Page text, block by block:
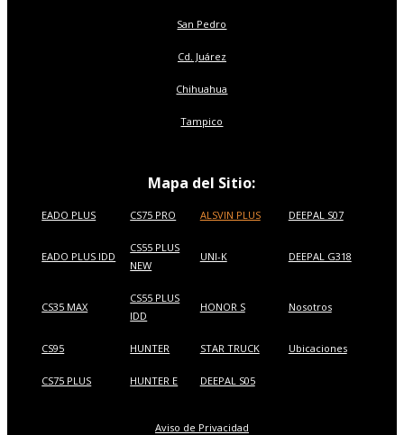
San Pedro
Cd. Juárez
Chihuahua
Tampico
Mapa del Sitio:
ALSVIN PLUS
EADO PLUS
EADO PLUS IDD
CS35 MAX
HUNTER
HUNTER E DEEPAL S05
DEEPAL S07
DEEPAL G318
UNI-K
CS95
CS75 PLUS
CS75 PRO
CS55 PLUS
NEW
CS55 PLUS
IDD
HONOR S
STAR TRUCK
Nosotros
Ubicaciones
Aviso de Privacidad